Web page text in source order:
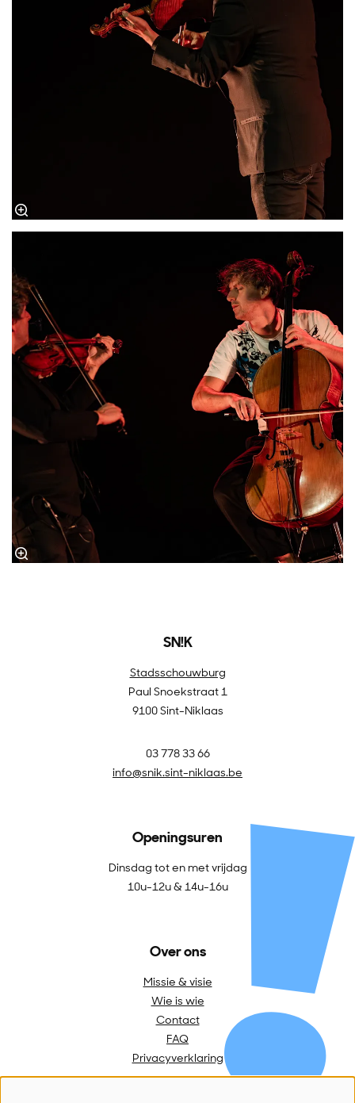
SN!K
Stadsschouwburg
Paul Snoekstraat 1
9100 Sint-Niklaas
03 778 33 66
info@snik.sint-niklaas.be
Openingsuren
Dinsdag tot en met vrijdag
10u-12u & 14u-16u
Over ons
Missie & visie
Wie is wie
Contact
FAQ
Privacyverklaring